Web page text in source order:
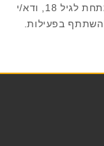
מסמך זה הינו בעל אופי משפטי. אם את/ה מתחת לגיל 18, ודא/י
בפעילות.